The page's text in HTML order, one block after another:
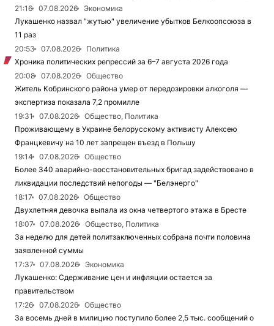
21:16
07.08.2026
Экономика
Лукашенко назвал "жутью" увеличение убытков Белкоопсоюза в
11 раз
20:53
07.08.2026
Политика
Хроника политических репрессий за 6–7 августа 2026 года
20:08
07.08.2026
Общество
Житель Кобринского района умер от передозировки алкоголя —
экспертиза показала 7,2 промилле
19:31
07.08.2026
Общество, Политика
Проживающему в Украине белорусскому активисту Алексею
Францкевичу на 10 лет запрещен въезд в Польшу
19:14
07.08.2026
Общество
Более 340 аварийно-восстановительных бригад задействовано в
ликвидации последствий непогоды — "Белэнерго"
18:17
07.08.2026
Общество
Двухлетняя девочка выпала из окна четвертого этажа в Бресте
18:07
07.08.2026
Общество, Политика
За неделю для детей политзаключенных собрана почти половина
заявленной суммы
17:37
07.08.2026
Экономика
Лукашенко: Сдерживание цен и инфляции остается за
правительством
17:26
07.08.2026
Общество
За восемь дней в милицию поступило более 2,5 тыс. сообщений о